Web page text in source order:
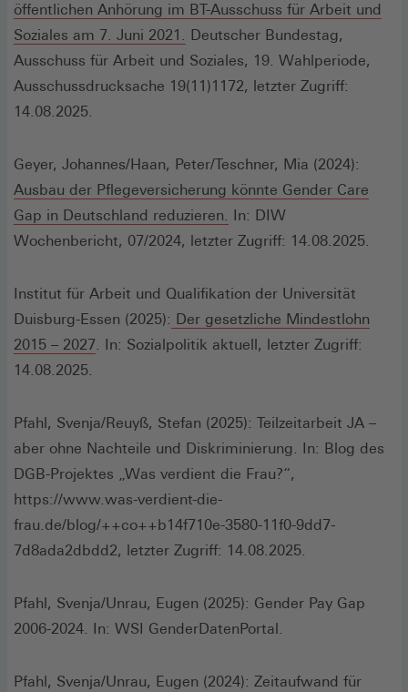
öffentlichen Anhörung im BT-Ausschuss für Arbeit und
Soziales am 7. Juni 2021. (Öffnet
in
einem
Deutscher Bundestag,
Ausschuss für Arbeit und Soziales, 19. Wahlperiode,
Ausschussdrucksache 19(11)1172, letzter Zugriff:
14.08.2025.
Geyer, Johannes/Haan, Peter/Teschner, Mia (2024):
Ausbau der Pflegeversicherung könnte Gender Care
Gap in Deutschland reduzieren. (Öffnet
in
neuen
Fenster)
In: DIW
Wochenbericht, 07/2024, letzter Zugriff: 14.08.2025.
Institut für Arbeit und Qualifikation der Universität
Duisburg-Essen (2025): Der gesetzliche Mindestlohn
2015 – 2027 (Öffnet
neuen
Fenster)
. In: Sozialpolitik aktuell, letzter Zugriff:
14.08.2025.
Pfahl, Svenja/Reuyß, Stefan (2025): Teilzeitarbeit JA –
aber ohne Nachteile und Diskriminierung. In: Blog des
DGB-Projektes „Was verdient die Frau?“,
https://www.was-verdient-die-
frau.de/blog/++co++b14f710e-3580-11f0-9dd7-
7d8ada2dbdd2, letzter Zugriff: 14.08.2025.
Pfahl, Svenja/Unrau, Eugen (2025): Gender Pay Gap
2006-2024. In: WSI GenderDatenPortal.
Pfahl, Svenja/Unrau, Eugen (2024): Zeitaufwand für